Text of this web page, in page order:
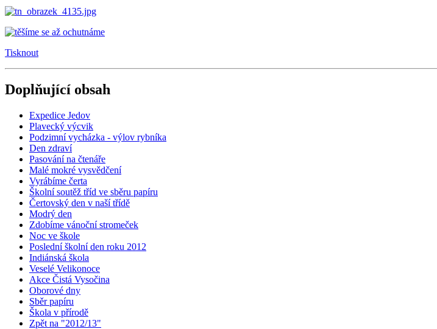
Tisknout
Doplňující obsah
Expedice Jedov
Plavecký výcvik
Podzimní vycházka - výlov rybníka
Den zdraví
Pasování na čtenáře
Malé mokré vysvědčení
Vyrábíme čerta
Školní soutěž tříd ve sběru papíru
Čertovský den v naší třídě
Modrý den
Zdobíme vánoční stromeček
Noc ve škole
Poslední školní den roku 2012
Indiánská škola
Veselé Velikonoce
Akce Čistá Vysočina
Oborové dny
Sběr papíru
Škola v přírodě
Zpět na "2012/13"